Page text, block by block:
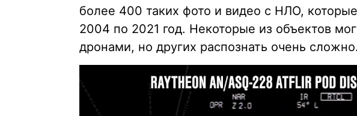
более 400 таких фото и видео с НЛО,
2004 по 2021 год. Некоторые из объектов
дронами, но других распознать очень сложно.